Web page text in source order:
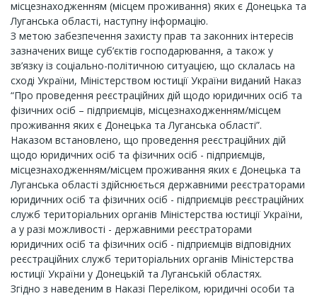
місцезнаходженням (місцем проживання) яких є Донецька та
Луганська області, наступну інформацію.
З метою забезпечення захисту прав та законних інтересів
зазначених вище суб’єктів господарювання, а також у
зв’язку із соціально-політичною ситуацією, що склалась на
сході України, Міністерством юстиції України виданий Наказ
“Про проведення реєстраційних дій щодо юридичних осіб та
фізичних осіб – підприємців, місцезнаходженням/місцем
проживання яких є Донецька та Луганська області”.
Наказом встановлено, що проведення реєстраційних дій
щодо юридичних осіб та фізичних осіб - підприємців,
місцезнаходженням/місцем проживання яких є Донецька та
Луганська області здійснюється державними реєстраторами
юридичних осіб та фізичних осіб - підприємців реєстраційних
служб територіальних органів Міністерства юстиції України,
а у разі можливості - державними реєстраторами
юридичних осіб та фізичних осіб - підприємців відповідних
реєстраційних служб територіальних органів Міністерства
юстиції України у Донецькій та Луганській областях.
Згідно з наведеним в Наказі Переліком, юридичні особи та